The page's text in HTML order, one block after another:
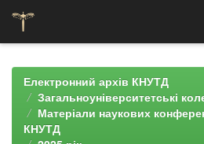
navigationЕлектронний архів КНУТД
Загальноуніверситетські
Матеріали наукових
КНУТД